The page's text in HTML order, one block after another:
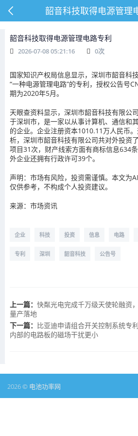
韶音科技取得电源管理
韶音科技取得电源管理电路专利
2026-07-08 05:21:16 0次
国家知识产权局信息显示，深圳市韶音科
“一种电源管理电路”的专利，授权公告号
期为2020年5月。
天眼查资料显示，深圳市韶音科技有限公
于深圳市，是一家以从事计算机、通信和
的企业。企业注册资本1010.11万人民币
析，深圳市韶音科技有限公司共对外投资
项目31次，财产线索方面有商标信息634
外企业还拥有行政许可39个。
声明：市场有风险，投资需谨慎。本文为
仅供参考，不构成个人投资建议。
来源：市场资讯
企业 科技 投资 信息 电路
专利 深圳 韶音科技 公告号
上一篇： 快粼光电完成千万级天使轮融资
量产落地
下一篇： 比亚迪申请组合开关控制系统专
内部的电路板的磁场干扰更小
2026 © 电池功率网